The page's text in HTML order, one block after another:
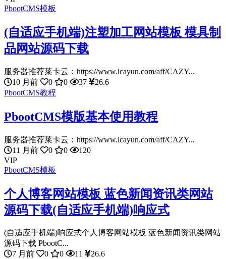
PbootCMS模板
(自适应手机端)注塑加工网站模板 模具制
品网站源码下载
服务器推荐莱卡云：https://www.lcayun.com/aff/CAZY...
10 月前
0 0 37
26.6
PbootCMS教程
PbootCMS模版基本使用教程
服务器推荐莱卡云：https://www.lcayun.com/aff/CAZY...
11 月前
0 0
120
VIP
PbootCMS模板
个人博客网站模板 蓝色新闻资讯类网站
源码下载(自适应手机端)响应式
(自适应手机端)响应式个人博客网站模板 蓝色新闻资讯类网站
源码下载 PbootC...
7 月前
0 0 11
26.6